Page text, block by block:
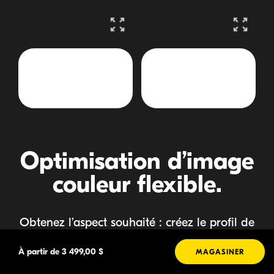
À partir de 3 499,00 $ MAGASINER
modal launch modal launch
Optimisation d’image
couleur flexible.
Obtenez l’aspect souhaité : créez le profil de
couleur désiré dans NX Studio et
transférez-leen tant qu’optimisation d’image